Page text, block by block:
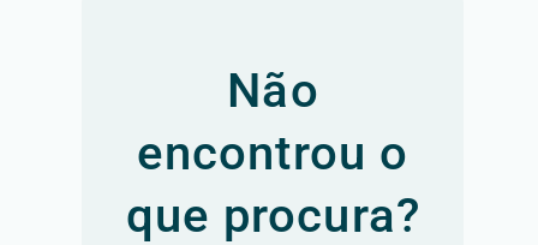
Não
encontrou o
que procura?